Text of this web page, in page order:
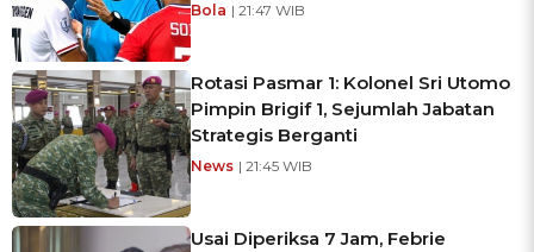
Bola | 21:47 WIB
Rotasi Pasmar 1: Kolonel Sri Utomo
Pimpin Brigif 1, Sejumlah Jabatan
Strategis Berganti
News | 21:45 WIB
Usai Diperiksa 7 Jam, Febrie